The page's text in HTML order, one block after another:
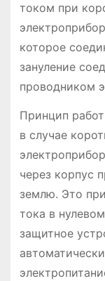
током при
которое
зануление
проводником
Принцип
в случае
через корпус
землю. Это
тока в
защитное